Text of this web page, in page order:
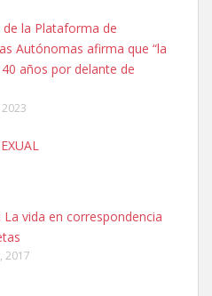
MESA Y LOPEZ
MICROCHIP PERDIDO HOY
ES MUY ASUSTADIZO
asustada tiene miedo a la
de la Plataforma de
Autónomas afirma que “la
años por delante de
La vida en correspondencia
2017